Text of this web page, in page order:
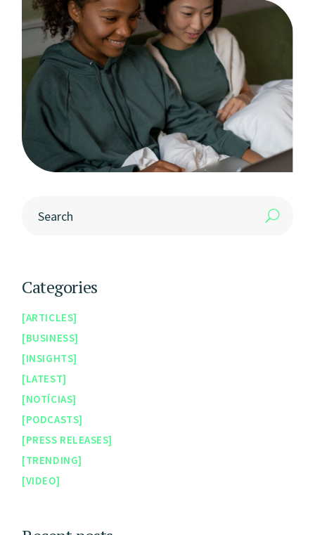
Categories
ARTICLES
BUSINESS
INSIGHTS
LATEST
NOTÍCIAS
PODCASTS
PRESS RELEASES
TRENDING
VIDEO